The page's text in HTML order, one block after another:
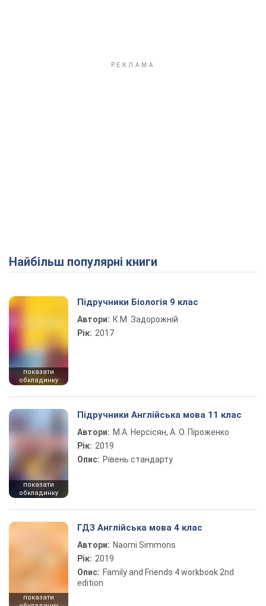
Найбільш популярні книги
показати
обкладинку
Підручники Біологія 9 клас
Автори: К.М. Задорожній
Рік: 2017
показати
обкладинку
Підручники Англійська мова 11 клас
Автори: М.А. Нерсісян, А. О. Піроженко
Рік: 2019
Опис: Рівень стандарту
показати
ГДЗ Англійська мова 4 клас
Автори: Naomi Simmons
Рік: 2019
Опис: Family and Friends 4 workbook 2nd
edition